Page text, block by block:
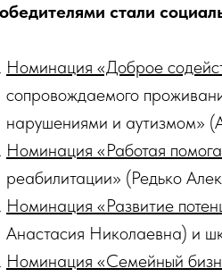
стали
Номинация «Доброе
сопровождаемого
нарушениями и аутизмом»
Номинация «Работая
реабилитации» (Редько
Номинация «Развитие
Анастасия Николаевна) и
Номинация «Семейный